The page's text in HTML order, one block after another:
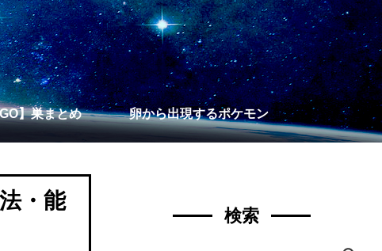
】巣まとめ 卵から出現するポケモン
・能
検索